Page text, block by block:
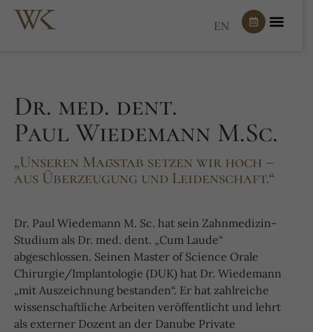
EN
Dr. med. dent.
Paul Wiedemann M.Sc.
„Unseren Maßstab setzen wir hoch –
aus Überzeugung und Leidenschaft.“
Dr. Paul Wiedemann M. Sc. hat sein Zahnmedizin-
Studium als Dr. med. dent. „Cum Laude“
abgeschlossen. Seinen Master of Science Orale
Chirurgie/Implantologie (DUK) hat Dr. Wiedemann
„mit Auszeichnung bestanden“. Er hat zahlreiche
wissenschaftliche Arbeiten veröffentlicht und lehrt
als externer Dozent an der Danube Private